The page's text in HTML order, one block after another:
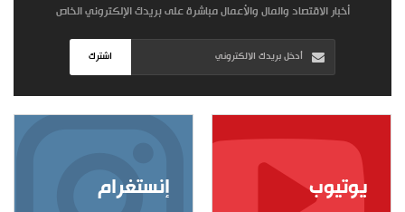
أخبار الاقتصاد والمال والأعمال مباشرة على بريدك الإلكتروني الخاص
اشترك
إنستغرام يوتيوب